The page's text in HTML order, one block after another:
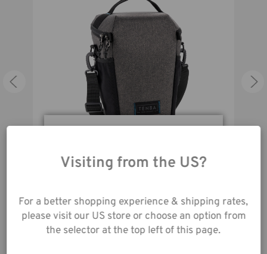
Skyline v2 Top Load 9 – Grau
unserer Website
stimmen Sie der
unserer
Datenschutzrichtlinie
zu.
Visiting from the US?
For a better shopping experience & shipping rates,
please visit our US store or choose an option from
the selector at the top left of this page.